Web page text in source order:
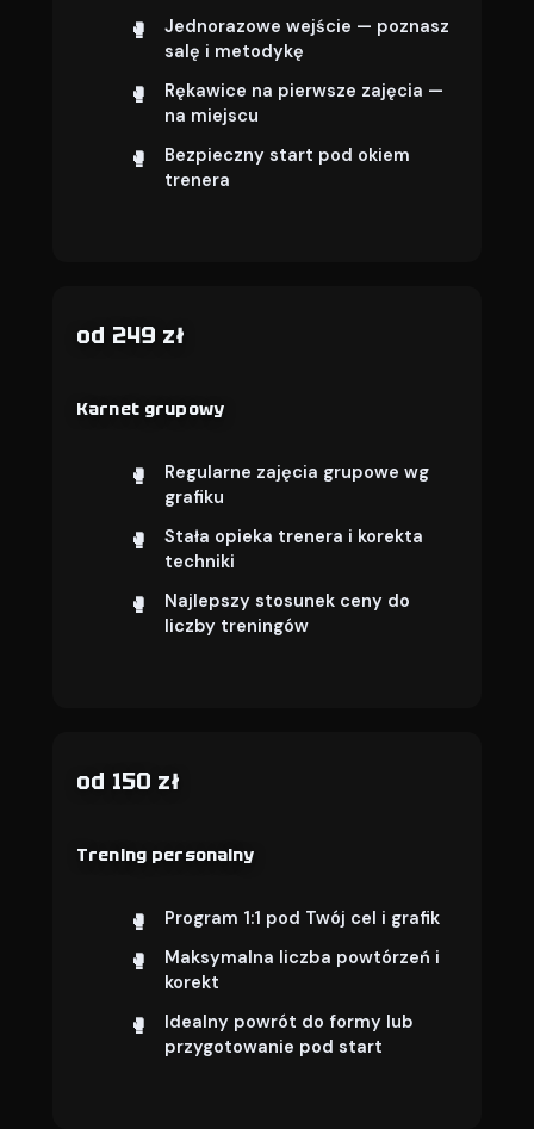
Jednorazowe wejście — poznasz
salę i metodykę
Rękawice na pierwsze zajęcia —
na miejscu
Bezpieczny start pod okiem
trenera
od 249 zł
Karnet grupowy
Regularne zajęcia grupowe wg
grafiku
Stała opieka trenera i korekta
techniki
Najlepszy stosunek ceny do
liczby treningów
od 150 zł
Trening personalny
Program 1:1 pod Twój cel i grafik
Maksymalna liczba powtórzeń i
korekt
Idealny powrót do formy lub
przygotowanie pod start